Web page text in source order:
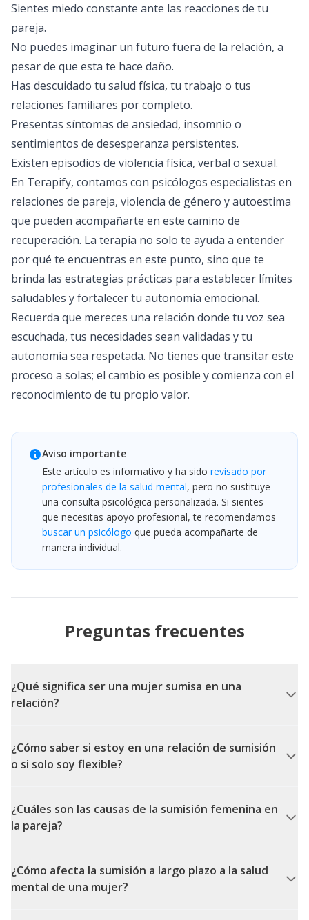
Sientes miedo constante ante las reacciones de tu
pareja.
No puedes imaginar un futuro fuera de la relación, a
pesar de que esta te hace daño.
Has descuidado tu salud física, tu trabajo o tus
relaciones familiares por completo.
Presentas síntomas de ansiedad, insomnio o
sentimientos de desesperanza persistentes.
Existen episodios de violencia física, verbal o sexual.
En Terapify, contamos con psicólogos especialistas en
relaciones de pareja, violencia de género y autoestima
que pueden acompañarte en este camino de
recuperación. La terapia no solo te ayuda a entender
por qué te encuentras en este punto, sino que te
brinda las estrategias prácticas para establecer límites
saludables y fortalecer tu autonomía emocional.
Recuerda que mereces una relación donde tu voz sea
escuchada, tus necesidades sean validadas y tu
autonomía sea respetada. No tienes que transitar este
proceso a solas; el cambio es posible y comienza con el
reconocimiento de tu propio valor.
Aviso importante
Este artículo es informativo y ha sido revisado por
profesionales de la salud mental, pero no sustituye
una consulta psicológica personalizada. Si sientes
que necesitas apoyo profesional, te recomendamos
buscar un psicólogo que pueda acompañarte de
manera individual.
Preguntas frecuentes
¿Qué significa ser una mujer sumisa en una
relación?
¿Cómo saber si estoy en una relación de sumisión
o si solo soy flexible?
¿Cuáles son las causas de la sumisión femenina en
la pareja?
¿Cómo afecta la sumisión a largo plazo a la salud
mental de una mujer?